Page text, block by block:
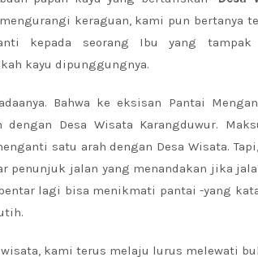
keraguan, kami pun bertanya
kepada seorang Ibu yang tampak
kayu dipunggungnya.
Bahwa ke eksisan Pantai
Desa Wisata Karangduwur.
satu arah dengan Desa Wisata.
penunjuk jalan yang menandakan jika
lagi bisa menikmati pantai -yang
wisata, kami terus melaju lurus melewati